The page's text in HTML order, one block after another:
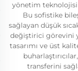
yönetim teknolojisi
Bu sofistike
sağlayan düşük
değiştirici görevini
tasarımı ve üst
transferini